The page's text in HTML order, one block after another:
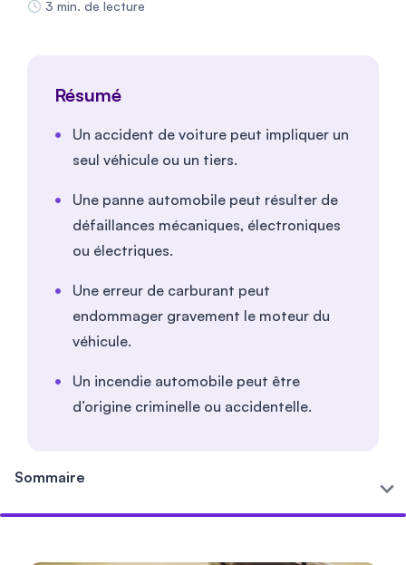
3 min. de lecture
Résumé
Un accident de voiture peut impliquer un
seul véhicule ou un tiers.
Une panne automobile peut résulter de
défaillances mécaniques, électroniques
ou électriques.
Une erreur de carburant peut
endommager gravement le moteur du
véhicule.
Un incendie automobile peut être
d’origine criminelle ou accidentelle.
Sommaire